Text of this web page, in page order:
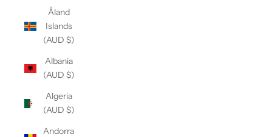
Åland
Islands
(AUD $)
Albania
(AUD $)
Algeria
(AUD $)
Andorra